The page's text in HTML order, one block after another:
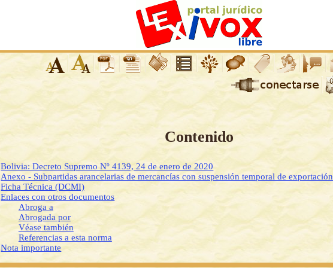
Contenido
Bolivia: Decreto Supremo Nº 4139, 24 de enero de 2020
Anexo - Subpartidas arancelarias de mercancías con suspensión temporal de exportación
Ficha Técnica (DCMI)
Enlaces con otros documentos
Abroga a
Abrogada por
Véase también
Referencias a esta norma
Nota importante